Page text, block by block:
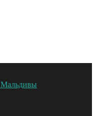
Мальдивы